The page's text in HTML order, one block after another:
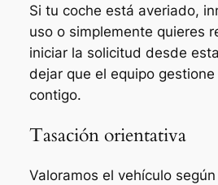
Si tu coche está averiado,
uso o simplemente quieres
iniciar la solicitud desde
dejar que el equipo
contigo.
Tasación orientativa
Valoramos el vehículo